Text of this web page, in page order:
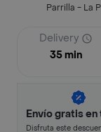
Parrilla - La
Delivery
35 min
Envío gratis
Disfruta este